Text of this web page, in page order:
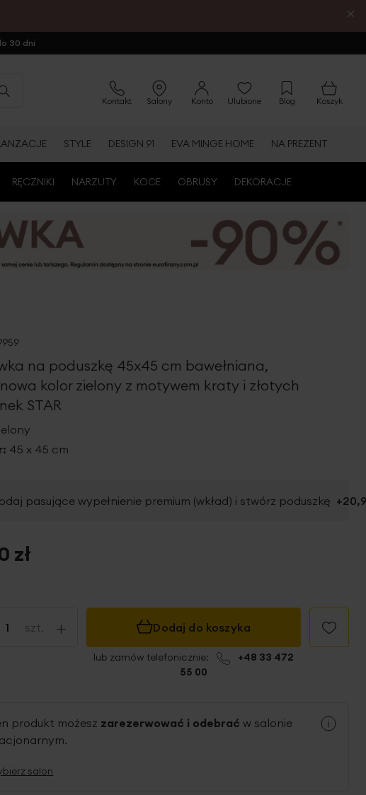
×
30 dni
Kontakt Salony Konto Ulubione Blog Koszyk
STYLE DESIGN 91 EVA MINGE HOME NA PREZENT
RĘCZNIKI NARZUTY KOCE OBRUSY DEKORACJE
na poduszkę 45x45 cm bawełniana,
kolor zielony z motywem kraty i złotych
STAR
45 x 45 cm
pasujące wypełnienie premium (wkład) i stwórz poduszkę +
szt. +
zł
Dodaj do koszyka
lub zamów telefonicznie:
+48 33 472
55 00
produkt możesz zarezerwować i odebrać w salonie
salon